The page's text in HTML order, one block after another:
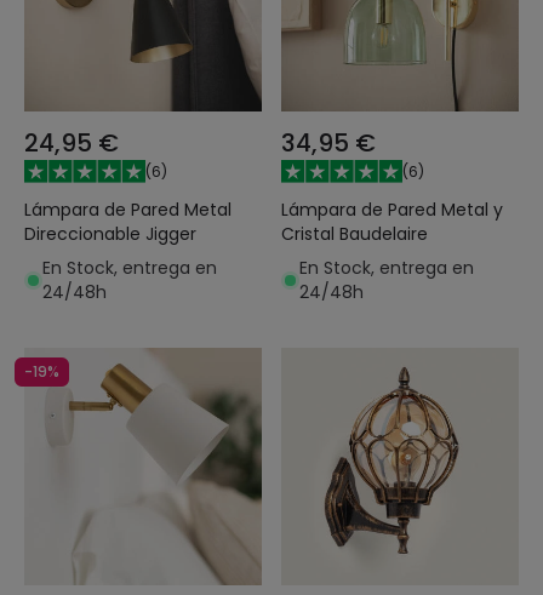
24,95 €
(6)
Lámpara de Pared Metal
Direccionable Jigger
En Stock, entrega en
24/48h
34,95 €
(6)
Lámpara de Pared Metal y
Cristal Baudelaire
En Stock, entrega en
24/48h
-19%